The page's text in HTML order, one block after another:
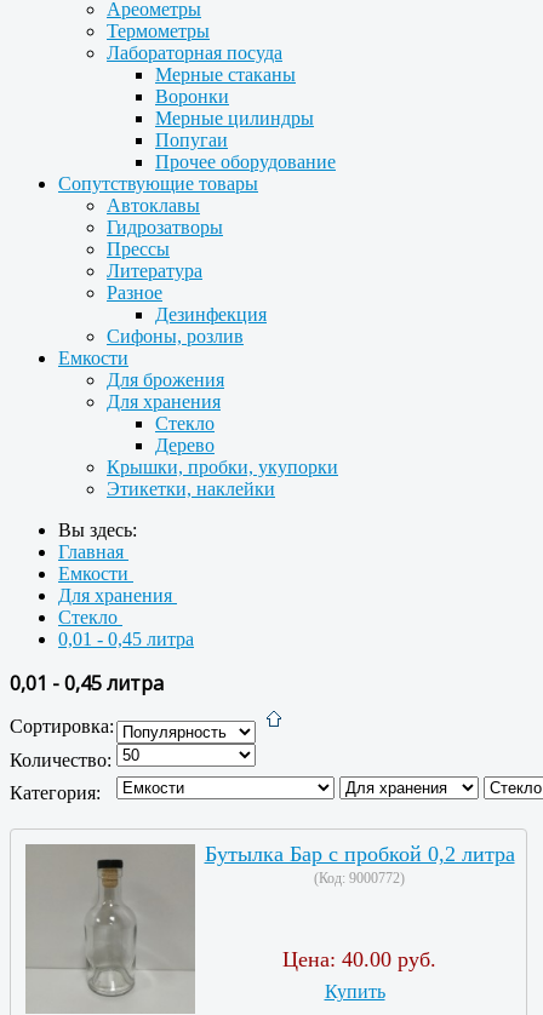
Ареометры
Термометры
Лабораторная посуда
Мерные стаканы
Воронки
Мерные цилиндры
Попугаи
Прочее оборудование
Сопутствующие товары
Автоклавы
Гидрозатворы
Прессы
Литература
Разное
Дезинфекция
Сифоны, розлив
Емкости
Для брожения
Для хранения
Стекло
Дерево
Крышки, пробки, укупорки
Этикетки, наклейки
Вы здесь:
Главная
Емкости
Для хранения
Стекло
0,01 - 0,45 литра
0,01 - 0,45 литра
Сортировка:
Количество:
Категория:
Бутылка Бар с пробкой 0,2 литра
(Код: 9000772)
Цена: 40.00 руб.
Купить